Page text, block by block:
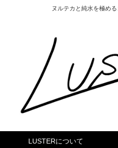
ヌルテカと純水を極め
LUSTERについて